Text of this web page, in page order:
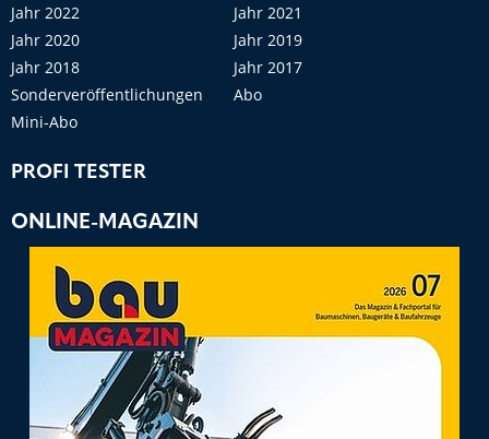
Jahr 2022
Jahr 2021
Jahr 2020
Jahr 2019
Jahr 2018
Jahr 2017
Sonderveröffentlichungen
Abo
Mini-Abo
PROFI TESTER
ONLINE-MAGAZIN